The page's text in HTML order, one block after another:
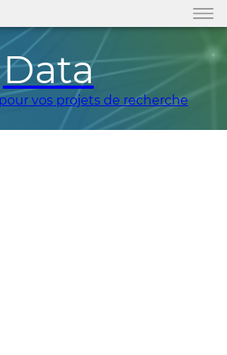
Data
vos projets de recherche